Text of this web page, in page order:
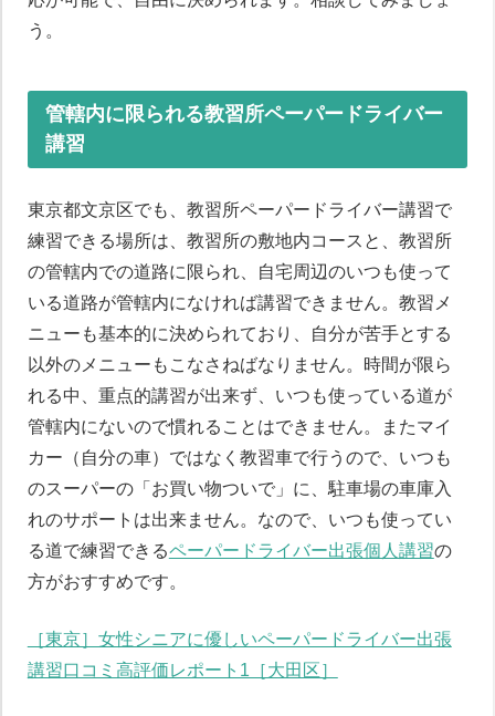
う。
管轄内に限られる教習所ペーパードライバー
講習
東京都文京区でも、教習所ペーパードライバー講習で
練習できる場所は、教習所の敷地内コースと、教習所
の管轄内での道路に限られ、自宅周辺のいつも使って
いる道路が管轄内になければ講習できません。教習メ
ニューも基本的に決められており、自分が苦手とする
以外のメニューもこなさねばなりません。時間が限ら
れる中、重点的講習が出来ず、いつも使っている道が
管轄内にないので慣れることはできません。またマイ
カー（自分の車）ではなく教習車で行うので、いつも
のスーパーの「お買い物ついで」に、駐車場の車庫入
れのサポートは出来ません。なので、いつも使ってい
る道で練習できるペーパードライバー出張個人講習の
方がおすすめです。
［東京］女性シニアに優しいペーパードライバー出張
講習口コミ高評価レポート1［大田区］